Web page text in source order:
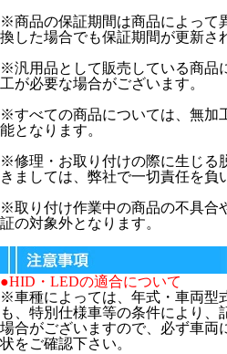
※商品の保証期間は商品によって
換した場合でも保証期間が更新さ
※汎用品として販売している商品
工が必要な場合がございます。
※すべての商品については、無加
能となります。
※修理・お取り付けの際に生じる
きましては、弊社で一切責任を負
※取り付け作業中の商品の不具合
証の対象外となります。
●HID・LEDの適合について
※車種によっては、年式・車両型
も、特別仕様車等の条件により、
場合がございますので、必ず車両
状をご確認下さい。